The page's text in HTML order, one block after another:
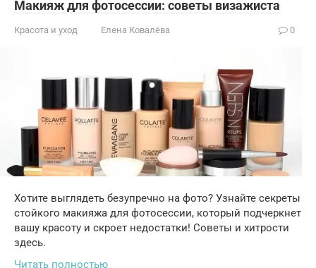
Макияж для фотосессии: советы визажиста
Красота и уход Елена Ковалёва 0
Хотите выглядеть безупречно на фото? Узнайте секреты
стойкого макияжа для фотосессии, который подчеркнет
вашу красоту и скроет недостатки! Советы и хитрости
здесь.
Читать полностью